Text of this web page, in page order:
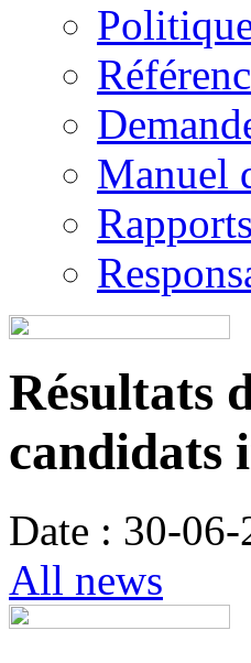
Manuel
Rapports
Résultats
candidats
Date : 30-06-
All news